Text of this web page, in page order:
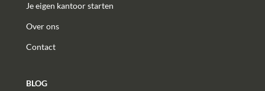
Je eigen kantoor starten
Over ons
Contact
BLOG